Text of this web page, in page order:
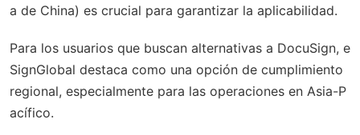
a de China) es crucial para garantizar la aplicabilidad.
Para los usuarios que buscan alternativas a DocuSign, e
SignGlobal destaca como una opción de cumplimiento
regional, especialmente para las operaciones en Asia-P
acífico.